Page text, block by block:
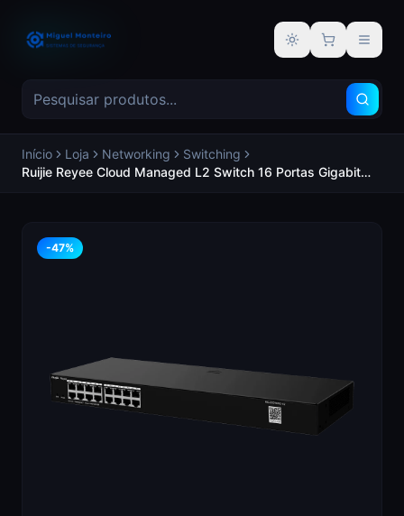
Alternar tema
Início Loja Networking
Switching
Ruijie Reyee Cloud Managed L2 Switch 16 Portas Gigabit
-47%